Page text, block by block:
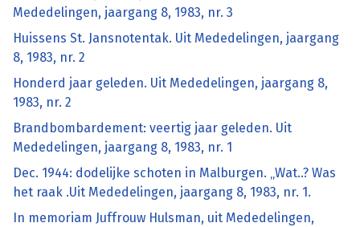
Mededelingen, jaargang 8, 1983, nr. 3
Huissens St. Jansnotentak. Uit Mededelingen, jaargang
8, 1983, nr. 2
Honderd jaar geleden. Uit Mededelingen, jaargang 8,
1983, nr. 2
Brandbombardement: veertig jaar geleden. Uit
Mededelingen, jaargang 8, 1983, nr. 1
Dec. 1944: dodelijke schoten in Malburgen. „Wat..? Was
het raak .Uit Mededelingen, jaargang 8, 1983, nr. 1.
In memoriam Juffrouw Hulsman, uit Mededelingen,